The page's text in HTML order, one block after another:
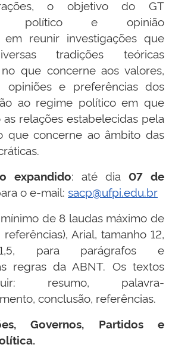
o objetivo do GT
político e opinião
em reunir investigações que
tradições teóricas
que concerne aos valores,
opiniões e preferências dos
ao regime político em que
relações estabelecidas pela
que concerne ao âmbito das
expandido: até dia 07 de
o e-mail: sacp@ufpi.edu.br
de 8 laudas máximo de
Arial, tamanho 12,
1,5, para parágrafos e
regras da ABNT. Os textos
resumo, palavra-
conclusão, referências.
Governos, Partidos e